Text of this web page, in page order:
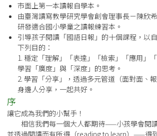
市面上第一本讀報自學本。
由臺灣讀寫教學研究學會創會理事長－陳欣
研發適合國小學童之讀報練習本。
引導孩子閱讀「國語日報」的十個課程，以
下列目的：
1. 穩定「理解」「表達」「檢索」「應用」
學習「廣度」與「深度」的思考。
2. 學習「分享」，透過多元管道（面對面
身邊人分享，一起共好。
序
讓它成為我們的小幫手！
相信我們每一個大人都期待——小孩學會閱讀
並透過閱讀而有所得（reading to learn）——得